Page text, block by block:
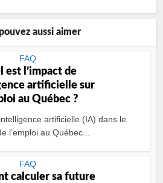
aussi aimer
FAQ
est l’impact de
artificielle sur
au Québec ?
artificielle (IA) dans le
l’emploi au Québec...
FAQ
calculer sa future